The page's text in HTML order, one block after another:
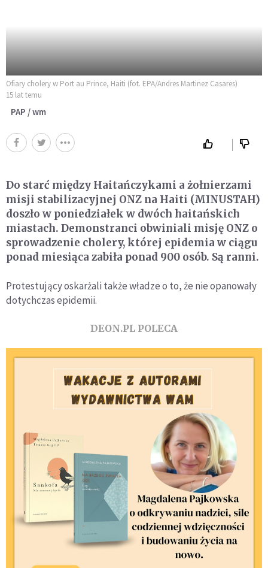
Ofiary cholery w Port au Prince, Haiti (fot. EPA/Andres Martinez Casares)
15 lat temu
PAP / wm
Do starć między Haitańczykami a żołnierzami
misji stabilizacyjnej ONZ na Haiti (MINUSTAH)
doszło w poniedziałek w dwóch haitańskich
miastach. Demonstranci obwiniali misję ONZ o
sprowadzenie cholery, której epidemia w ciągu
ponad miesiąca zabiła ponad 900 osób. Są ranni.
Protestujący oskarżali także władze o to, że nie opanowały
dotychczas epidemii.
DEON.PL POLECA